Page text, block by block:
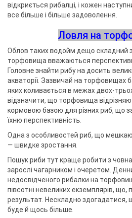
відкриється рибалці, і кожен
все більше і більше задоволення.
Ловля на
Облов таких водойм дещо складний
торфовища вважаються
Головне знайти рибу на досить
акваторії. Зазвичай на торфовищах
яких коливається в межах двох-
відзначити, що торфовища
кормовою базою для різних риб, що
їхню перспективність.
Одна з особливостей риб, що
— швидке зростання.
Пошук риби тут краще робити з
зарослі чагарником і очеретом.
недосвідченого рибалки на
півсотні невеликих екземплярів, що,
результат. Нескладно здогадатися,
буде й щось більше.